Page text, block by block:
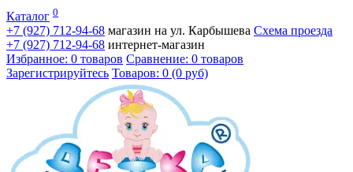
Каталог 0
+7 (927) 712-94-68 магазин на ул. Карбышева Схема проезда
+7 (927) 712-94-68 интернет-магазин
Избранное: 0 товаров Сравнение: 0 товаров
Зарегистрируйтесь Товаров: 0 (0 руб)